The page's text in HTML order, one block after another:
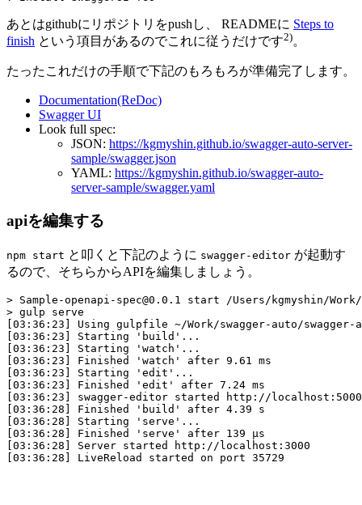
あとはgithubにリポジトリをpushし、 READMEに Steps to
finish という項目があるのでこれに従うだけです2)。
たったこれだけの手順で下記のもろもろが準備完了します。
Documentation(ReDoc)
Swagger UI
Look full spec:
JSON: https://kgmyshin.github.io/swagger-auto-server-
sample/swagger.json
YAML: https://kgmyshin.github.io/swagger-auto-
server-sample/swagger.yaml
apiを編集する
npm start と叩くと下記のように swagger-editor が起動す
るので、そちらからAPIを編集しましょう。
> Sample-openapi-spec@0.0.1 start /Users/kgmyshin/
> gulp serve
[03:36:23] Using gulpfile ~/Work/swagger-auto/
[03:36:23] Starting 'build'...
[03:36:23] Starting 'watch'...
[03:36:23] Finished 'watch' after 9.61 ms
[03:36:23] Starting 'edit'...
[03:36:23] Finished 'edit' after 7.24 ms
[03:36:23] swagger-editor started http://localhost:5000
[03:36:28] Finished 'build' after 4.39 s
[03:36:28] Starting 'serve'...
[03:36:28] Finished 'serve' after 139 μs
[03:36:28] Server started http://localhost:3000